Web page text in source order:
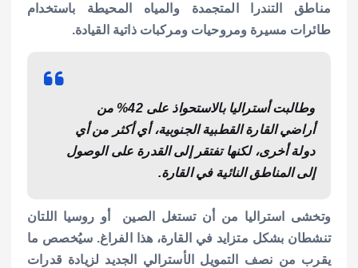
مناطق التندرا المتجمدة والمياه المحيطة باستخدام
طائرات مسيرة ومروحيات ومركبات ذاتية القيادة.
وطالبت أستراليا بالاستحواذ على 42% من
أراضي القارة القطبية الجنوبية، أي أكثر من أي
دولة أخرى، لكنها تفتقر إلى القدرة على الوصول
إلى المناطق النائية في القارة.
وتخشى استراليا من أن تستغل الصين أو روسيا اللتان
تنشطان بشكل متزايد في القارة، هذا الفراغ. سيُخصص ما
يقرب من نصف التمويل الأسترالي الجديد لزيادة قدرات